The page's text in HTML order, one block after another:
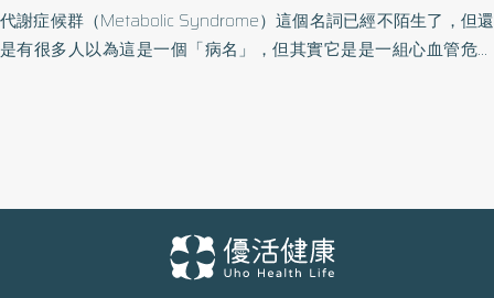
代謝症候群（Metabolic Syndrome）這個名詞已經不陌生了，但還
是有很多人以為這是一個「病名」，但其實它是是一組心血管危險
食方式都和以前不同現在越來越多看起來瘦瘦的女生，因為長期壓
力大、久坐加外食，加上久坐沒動、睡不飽，代謝壓力根本從學生